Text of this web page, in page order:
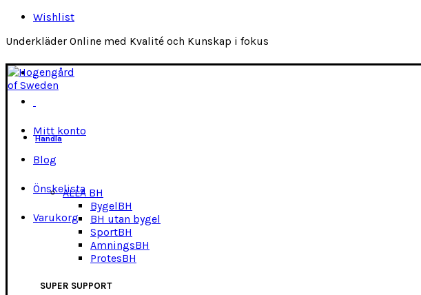
Wishlist
Underkläder Online med Kvalité och Kunskap i fokus
Mitt konto
Blog
Önskelista
Varukorg
Handla
ALLA BH
BygelBH
BH utan bygel
SportBH
AmningsBH
ProtesBH
SUPER SUPPORT